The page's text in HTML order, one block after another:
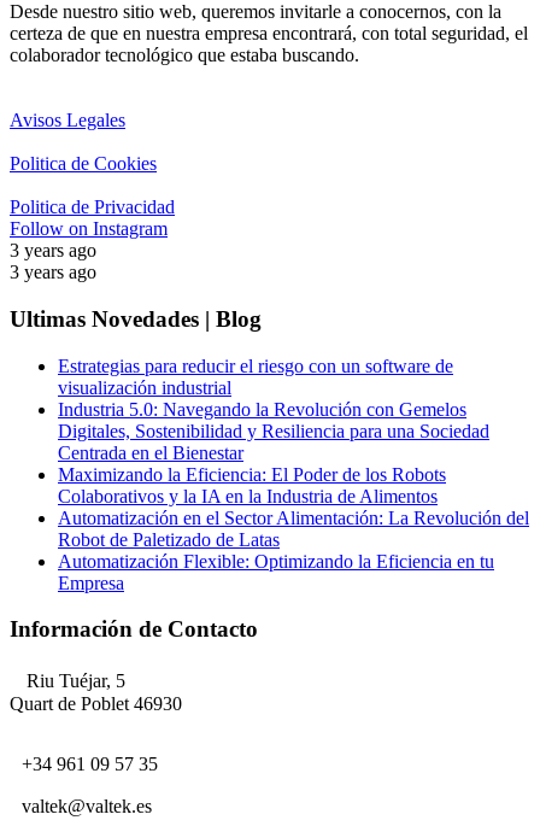
Desde nuestro sitio web, queremos invitarle a conocernos, con la
certeza de que en nuestra empresa encontrará, con total seguridad, el
colaborador tecnológico que estaba buscando.
Avisos Legales
Politica de Cookies
Politica de Privacidad
Follow on Instagram
3 years ago
3 years ago
Ultimas Novedades | Blog
Estrategias para reducir el riesgo con un software de
visualización industrial
Industria 5.0: Navegando la Revolución con Gemelos
Digitales, Sostenibilidad y Resiliencia para una Sociedad
Centrada en el Bienestar
Maximizando la Eficiencia: El Poder de los Robots
Colaborativos y la IA en la Industria de Alimentos
Automatización en el Sector Alimentación: La Revolución del
Robot de Paletizado de Latas
Automatización Flexible: Optimizando la Eficiencia en tu
Empresa
Información de Contacto
Riu Tuéjar, 5
Quart de Poblet 46930
+34 961 09 57 35
valtek@valtek.es